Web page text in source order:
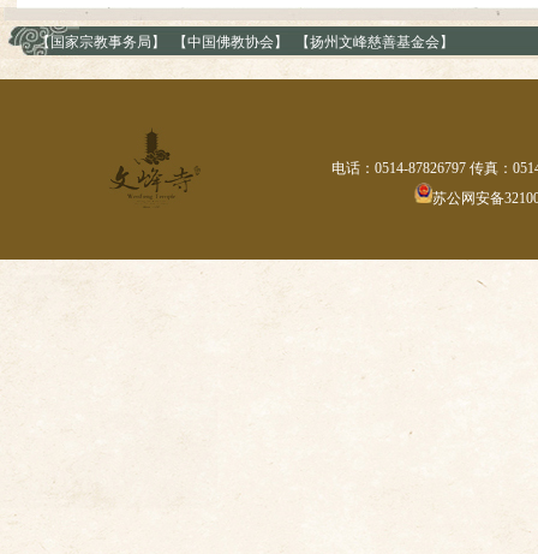
【国家宗教事务局】 【中国佛教协会】 【扬州文峰慈善基金会】
电话：0514-87826797 传真：
苏公网安备